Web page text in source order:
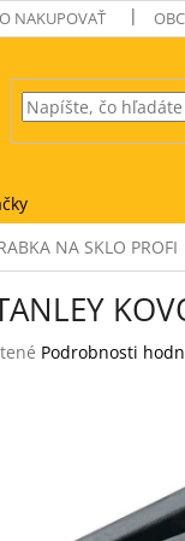
NAKUPOVAŤ
NA SKLO PROFI
Podrobnosti